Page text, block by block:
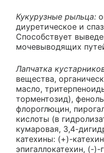
Кукурузные рыльца:
диуретическое и
Способствует
мочевыводящих
Лапчатка
вещества,
масло,
торментозид),
флороглюцин,
кислоты (в
кумаровая, 3,4-
катехины: (+)-
эпигаллокатехин, (-)-